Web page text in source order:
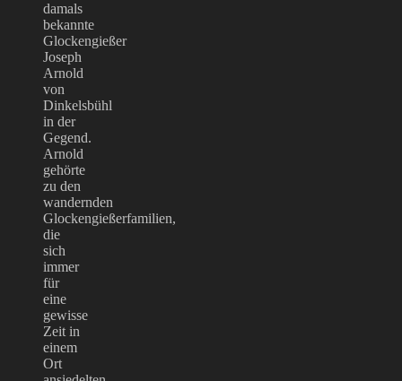
damals
bekannte
Glockengießer
Joseph
Arnold
von
Dinkelsbühl
in der
Gegend.
Arnold
gehörte
zu den
wandernden
Glockengießerfamilien,
die
sich
immer
für
eine
gewisse
Zeit in
einem
Ort